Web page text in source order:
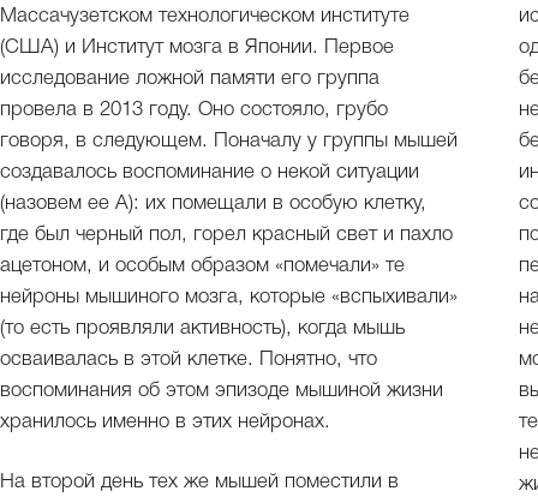
Массачузетском технологическом институте
(США) и Институт мозга в Японии. Первое
исследование ложной памяти его группа
провела в 2013 году. Оно состояло, грубо
говоря, в следующем. Поначалу у группы мышей
создавалось воспоминание о некой ситуации
(назовем ее А): их помещали в особую клетку,
где был черный пол, горел красный свет и пахло
ацетоном, и особым образом «помечали» те
нейроны мышиного мозга, которые «вспыхивали»
(то есть проявляли активность), когда мышь
осваивалась в этой клетке. Понятно, что
воспоминания об этом эпизоде мышиной жизни
хранилось именно в этих нейронах.
На второй день тех же мышей поместили в